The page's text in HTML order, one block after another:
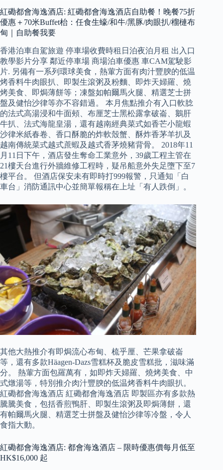
紅磡都會海逸酒店: 紅磡都會海逸酒店自助餐！晚餐75折
優惠＋70米Buffet枱：任食生蠔/和牛/黑豚/肉眼扒/榴槤布
甸｜自助餐我要
香港泊車自駕旅遊 停車場收費時租日泊夜泊月租 出入口
教學影片分享 鄰近停車場 商場泊車優惠 車CAM駕駛影
片. 另備有一系列環球美食，熱葷方面有肉汁豐腴的低温
烤香料牛肉眼扒、即製生滾粥及粉麵、即炸天婦羅、燒
烤美食、即焗薄餅等；凍盤如帕爾馬火腿、精選芝士拼
盤及健怡沙律等亦不容錯過。 本月焦點推介有入口軟腍
的法式高湯浸和牛面頰、布厘芝士黑松露拿破崙、鵝肝
牛扒、法式海龍皇湯，還有越南經典菜式如香芒小龍蝦
沙律米紙春卷、香口酥脆的炸軟殼蟹、酥炸香茅羊扒及
越南傳統菜式越式蔗蝦及越式香茅燒豬背骨。 2018年11
月11日下午，酒店發生奪命工業意外，39歲工程主管在
21樓天台進行外牆維修工程時，疑吊船意外失足墮下至7
樓平台。 但酒店保安未有即時打999報警，只通知「白
車台」消防通訊中心並簡單報稱在上址「有人跌倒」。
其他大熱推介有即焗流心布甸、梳乎厘、芒果拿破崙
等，還有多款Häagen-Dazs雪糕杯及脆皮雪糕批，滋味滿
分。 熱葷方面包羅萬有，如即炸天婦羅、燒烤美食、中
式燉湯等，特別推介肉汁豐腴的低温烤香料牛肉眼扒。
紅磡都會海逸酒店 紅磡都會海逸酒店 即製區亦有多款熱
騰騰美食，包括香煎鴨肝、即製生滾粥及即焗薄餅，還
有帕爾馬火腿、精選芝士拼盤及健怡沙律等冷盤，令人
食指大動。
紅磡都會海逸酒店: 都會海逸酒店 – 限時優惠價每月低至
HK$16,000 起